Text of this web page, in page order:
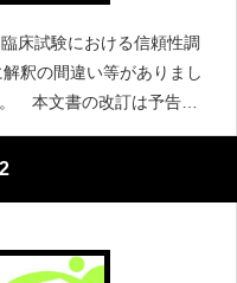
床試験における信頼性調
釈の間違い等がありまし
本文書の改訂は予告な
チェックリストの考察